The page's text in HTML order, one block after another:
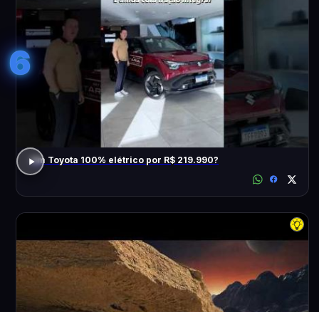
6
Um Toyota 100% elétrico por R$ 219.990?